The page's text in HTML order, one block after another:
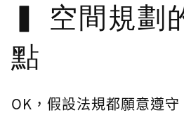
空間規劃
點
OK，假設法規都願意遵